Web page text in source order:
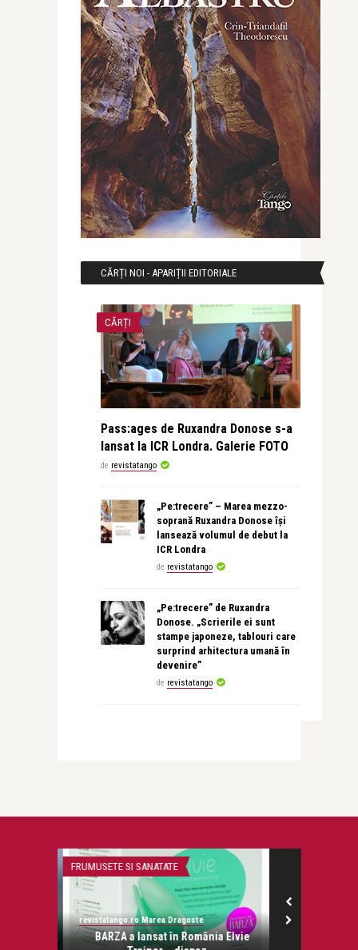
CĂRȚI NOI - APARIȚII EDITORIALE
CĂRȚI
Pass:ages de Ruxandra Donose s-a
lansat la ICR Londra. Galerie FOTO
de revistatango
„Pe:trecere” – Marea mezzo-
soprană Ruxandra Donose își
lansează volumul de debut la
ICR Londra
de revistatango
„Pe:trecere” de Ruxandra
Donose. „Scrierile ei sunt
stampe japoneze, tablouri care
surprind arhitectura umană în
devenire”
de revistatango
FRUMUSETE SI SANATATE
revistatango.ro Marea Dragoste
BARZA a lansat în România Elvie